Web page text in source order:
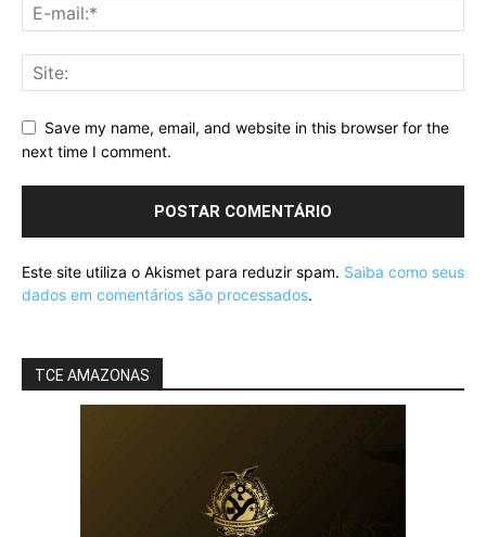
Save my name, email, and website in this browser for the
next time I comment.
Este site utiliza o Akismet para reduzir spam. Saiba como seus
dados em comentários são processados.
TCE AMAZONAS